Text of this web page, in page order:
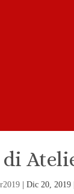
di
|Dic 20, 2019